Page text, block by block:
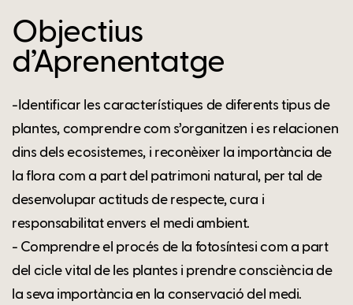
Objectius
d’Aprenentatge
-Identificar les característiques de diferents tipus de
plantes, comprendre com s’organitzen i es relacionen
dins dels ecosistemes, i reconèixer la importància de
la flora com a part del patrimoni natural, per tal de
desenvolupar actituds de respecte, cura i
responsabilitat envers el medi ambient.
- Comprendre el procés de la fotosíntesi com a part
del cicle vital de les plantes i prendre consciència de
la seva importància en la conservació del medi.